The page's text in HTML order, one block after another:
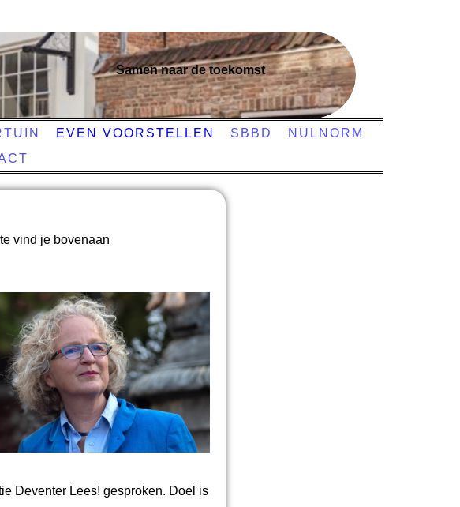
Samen naar de toekomst
EVEN VOORSTELLEN SBBD
NULNORM
vind je bovenaan
Deventer Lees! gesproken. Doel is